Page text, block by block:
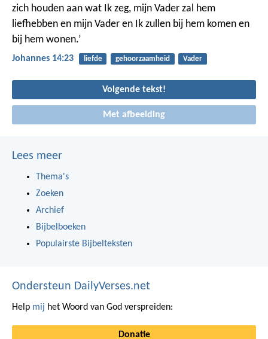
zich houden aan wat Ik zeg, mijn Vader zal hem
liefhebben en mijn Vader en Ik zullen bij hem komen en
bij hem wonen.’
Johannes 14:23 liefde gehoorzaamheid Vader
Volgende tekst!
Met afbeelding
Lees meer
Thema's
Zoeken
Archief
Bijbelboeken
Populairste Bijbelteksten
Ondersteun DailyVerses.net
Help mij het Woord van God verspreiden:
Donatie